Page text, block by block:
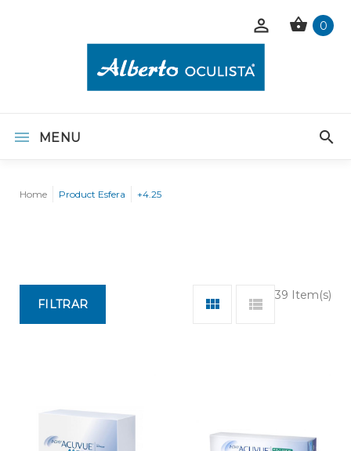
0
MENU
Home Product Esfera +4.25
39 Item(s)
FILTRAR